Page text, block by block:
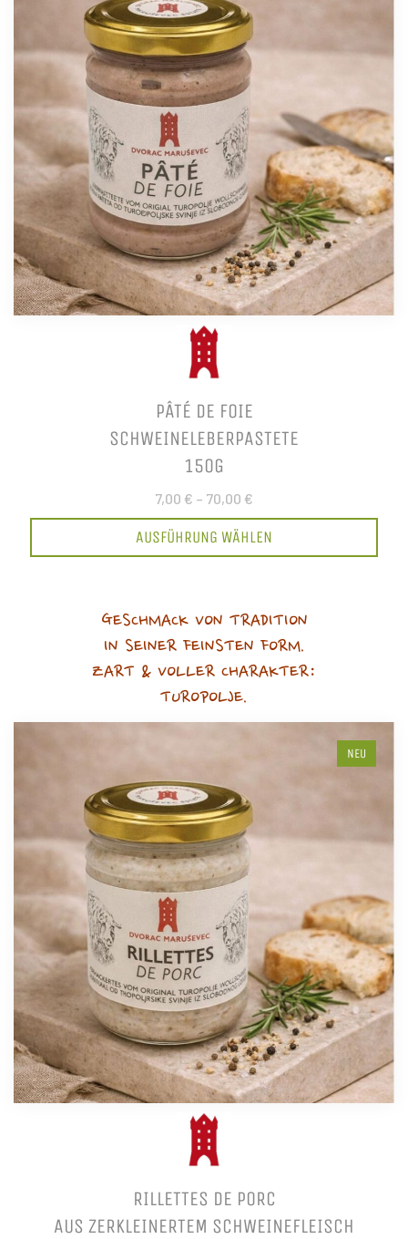
PÂTÉ DE FOIE
SCHWEINELEBERPASTETE
150G
7,00 € – 70,00 €
AUSFÜHRUNG WÄHLEN
GESCHMACK VON TRADITION
IN SEINER FEINSTEN FORM.
ZART & VOLLER CHARAKTER:
TUROPOLJE.
NEU
RILLETTES DE PORC
AUS ZERKLEINERTEM SCHWEINEFLEISCH